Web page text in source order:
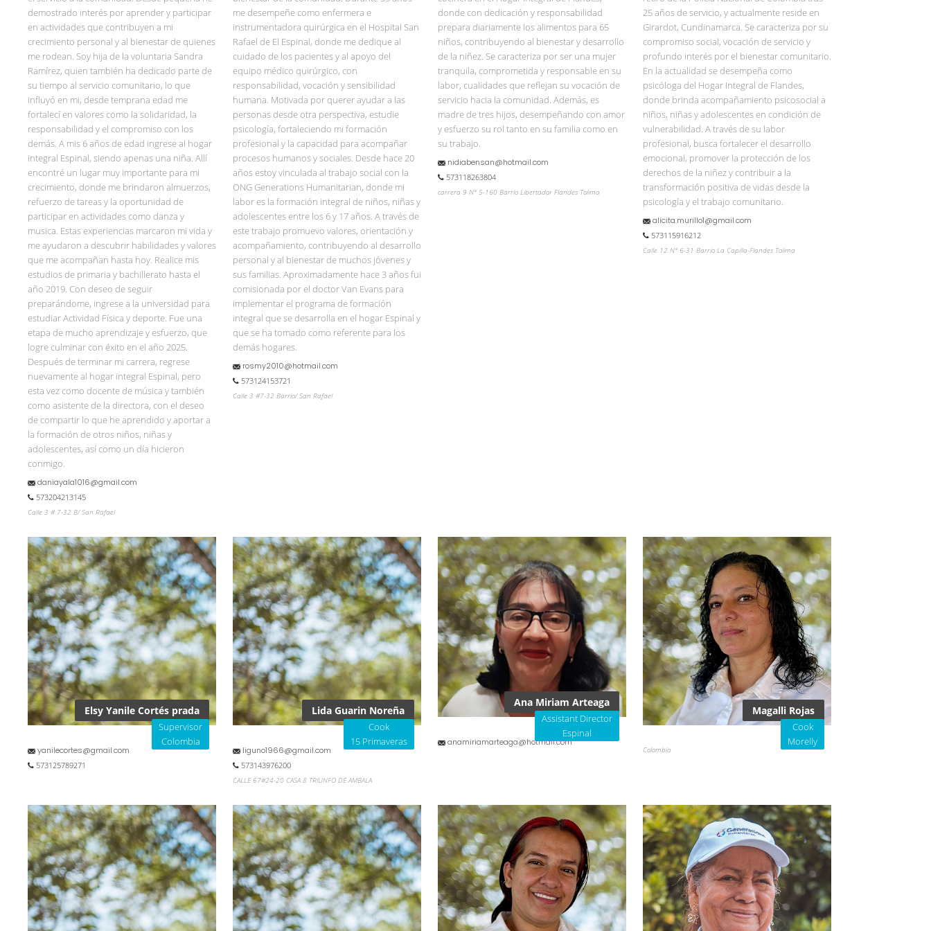
demostrado interés por aprender y participar
en actividades que contribuyen a mi
crecimiento personal y al bienestar de quienes
me rodean. Soy hija de la voluntaria Sandra
Ramírez, quien también ha dedicado parte de
su tiempo al servicio comunitario, lo que
influyó en mi, desde temprana edad me
fortalecí en valores como la solidaridad, la
responsabilidad y el compromiso con los
demás. A mis 6 años de edad ingrese al hogar
integral Espinal, siendo apenas una niña. Allí
encontré un lugar muy importante para mi
crecimiento, donde me brindaron almuerzos,
refuerzo de tareas y la oportunidad de
participar en actividades como danza y
musica. Estas experiencias marcaron mi vida y
me ayudaron a descubrir habilidades y valores
que me acompañan hasta hoy. Realice mis
estudios de primaria y bachillerato hasta el
año 2019. Con deseo de seguir
preparándome, ingrese a la universidad para
estudiar Actividad Física y deporte. Fue una
etapa de mucho aprendizaje y esfuerzo, que
logre culminar con éxito en el año 2025.
Después de terminar mi carrera, regrese
nuevamente al hogar integral Espinal, pero
esta vez como docente de música y también
como asistente de la directora, con el deseo
de compartir lo que he aprendido y aportar a
la formación de otros niños, niñas y
adolescentes, así como un día hicieron
conmigo.
daniayala1016@gmail.com
573204213145
Calle 3 # 7-32 B/ San Rafael
me desempeñe como enfermera e
instrumentadora quirúrgica en el Hospital San
Rafael de El Espinal, donde me dedique al
cuidado de los pacientes y al apoyo del
equipo médico quirúrgico, con
responsabilidad, vocación y sensibilidad
humana. Motivada por querer ayudar a las
personas desde otra perspectiva, estudie
psicología, fortaleciendo mi formación
profesional y la capacidad para acompañar
procesos humanos y sociales. Desde hace 20
años estoy vinculada al trabajo social con la
ONG Generations Humanitarian, donde mi
labor es la formación integral de niños, niñas y
adolescentes entre los 6 y 17 años. A través de
este trabajo promuevo valores, orientación y
acompañamiento, contribuyendo al desarrollo
personal y al bienestar de muchos jóvenes y
sus familias. Aproximadamente hace 3 años fui
comisionada por el doctor Van Evans para
implementar el programa de formación
integral que se desarrolla en el hogar Espinal y
que se ha tomado como referente para los
demás hogares.
rosmy2010@hotmail.com
573124153721
Calle 3 #7-32 Barrio/ San Rafael
donde con dedicación y responsabilidad
prepara diariamente los alimentos para 65
niños, contribuyendo al bienestar y desarrollo
de la niñez. Se caracteriza por ser una mujer
tranquila, comprometida y responsable en su
labor, cualidades que reflejan su vocación de
servicio hacia la comunidad. Además, es
madre de tres hijos, desempeñando con amor
y esfuerzo su rol tanto en su familia como en
su trabajo.
nidiabensan@hotmail.com
573118263804
carrera 9 N° 5-160 Barrio Libertador Flandes Tolima
25 años de servicio, y actualmente reside en
Girardot, Cundinamarca. Se caracteriza por su
compromiso social, vocación de servicio y
profundo interés por el bienestar comunitario.
En la actualidad se desempeña como
psicóloga del Hogar Integral de Flandes,
donde brinda acompañamiento psicosocial a
niños, niñas y adolescentes en condición de
vulnerabilidad. A través de su labor
profesional, busca fortalecer el desarrollo
emocional, promover la protección de los
derechos de la niñez y contribuir a la
transformación positiva de vidas desde la
psicología y el trabajo comunitario.
alicita.murillo1@gmail.com
573115916212
Calle 12 N° 6-31 Barrio La Capilla-Flandes Tolima
Elsy Yanile Cortés prada
Supervisor
Colombia
yanilecortes@gmail.com
573125789271
Lida Guarin Noreña
Cook
15 Primaveras
liguno1966@gmail.com
573143976200
CALLE 67#24-20 CASA 8 TRIUNFO DE AMBALA
Ana Miriam Arteaga
Assistant Director
Espinal
anamiriamarteaga@hotmail.com
Magalli Rojas
Cook
Morelly
Colombia